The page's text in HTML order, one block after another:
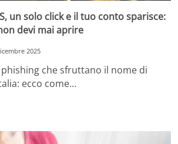
un solo click e il tuo conto sparisce:
devi mai aprire
2025
che sfruttano il nome di
ecco come…